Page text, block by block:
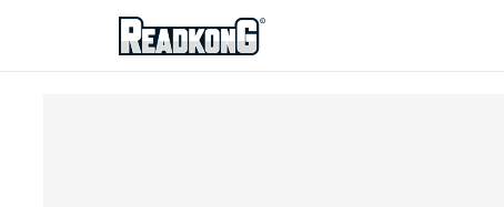
ReadkonG